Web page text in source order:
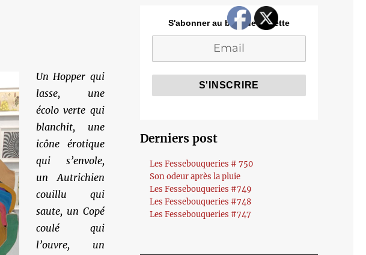
Un Hopper qui
lasse, une
écolo verte qui
blanchit, une
icône érotique
qui s’envole,
un Autrichien
couillu qui
saute, un Copé
coulé qui
l’ouvre, un
S'abonner au blog de Cozette
Derniers post
Les Fessebouqueries # 750
Son odeur après la pluie
Les Fessebouqueries #749
Les Fessebouqueries #748
Les Fessebouqueries #747